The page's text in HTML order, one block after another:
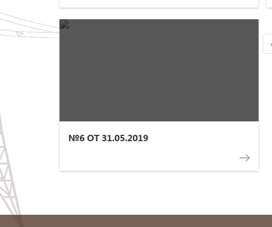
№6 ОТ 31.05.2019